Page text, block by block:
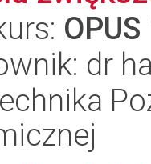
OPUS
dr